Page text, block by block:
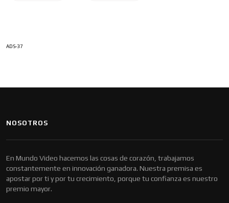
ADS-37
NOSOTROS
En Mundo Video hacemos las cosas de corazón, trabajamos
constantemente en innovación ganadora. Nuestra premisa es
apostar por ti y por tu crecimiento, porque tu confianza es nuestro
premio mayor.